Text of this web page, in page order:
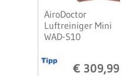
AiroDoctor
Luftreiniger Mini
WAD-S10
€ 309,99